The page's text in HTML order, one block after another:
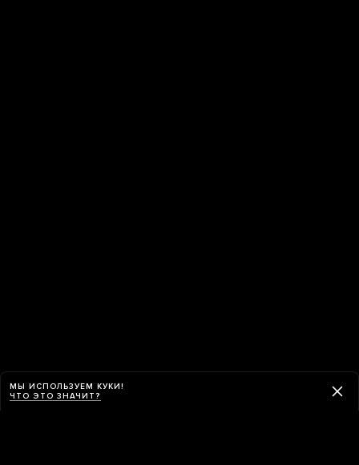
МЫ ИСПОЛЬЗУЕМ КУКИ!
ЧТО ЭТО ЗНАЧИТ?